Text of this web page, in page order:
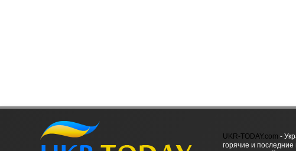
UKR-TODAY.com -
горячие и